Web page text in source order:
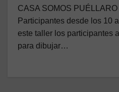
CASA SOMOS
Participantes desde los 10
este taller los participantes
para dibujar…